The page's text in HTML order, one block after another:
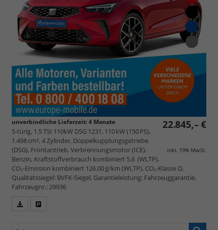
22.845,– €
inkl. 19% MwSt.
unverbindliche Lieferzeit:4 Monate
5-türig, 1.5 TSI 110kW DSG 1231, 110 kW (150 PS),
1.498 cm³, 4 Zylinder, Doppelkupplungsgetriebe
(DSG), Frontantrieb, Verbrennungsmotor (ICE),
Benzin, Kraftstoffverbrauch kombiniert 5,6 (WLTP),
CO₂-Emission kombiniert 126.00 g/km (WLTP), CO₂-Klasse D,
Qualitätssiegel: BVFK-Siegel, Garantieleistung: Fahrzeuggarantie,
Fahrzeugnr.: 29936